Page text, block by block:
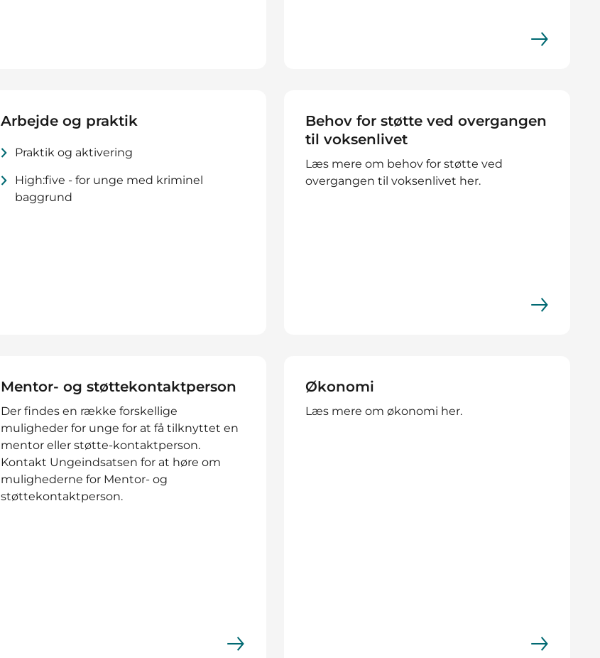
Arbejde og praktik
Praktik og aktivering
High:five - for unge med kriminel
baggrund
Behov for støtte ved overgangen
til voksenlivet
Læs mere om behov for støtte ved
overgangen til voksenlivet her.
Mentor- og støttekontaktperson
Der findes en række forskellige
muligheder for unge for at få tilknyttet en
mentor eller støtte-kontaktperson.
Kontakt Ungeindsatsen for at høre om
mulighederne for Mentor- og
støttekontaktperson.
Økonomi
Læs mere om økonomi her.